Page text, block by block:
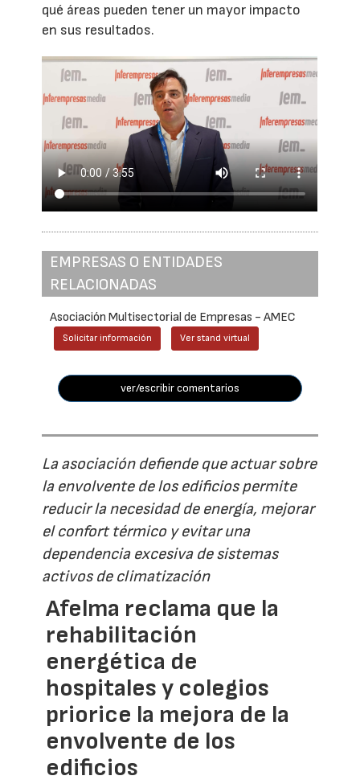
qué áreas pueden tener un mayor impacto
en sus resultados.
EMPRESAS O ENTIDADES
RELACIONADAS
Asociación Multisectorial de Empresas - AMEC
Solicitar información Ver stand virtual
ver/escribir comentarios
La asociación defiende que actuar sobre
la envolvente de los edificios permite
reducir la necesidad de energía, mejorar
el confort térmico y evitar una
dependencia excesiva de sistemas
activos de climatización
Afelma reclama que la
rehabilitación
energética de
hospitales y colegios
priorice la mejora de la
envolvente de los
edificios